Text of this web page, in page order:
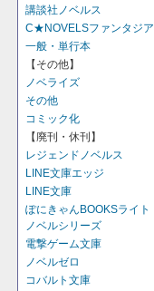
講談社ノベルス
C★NOVELSファンタジア
一般・単行本
【その他】
ノベライズ
その他
コミック化
【廃刊・休刊】
レジェンドノベルス
LINE文庫エッジ
LINE文庫
ぽにきゃんBOOKSライト
ノベルシリーズ
電撃ゲーム文庫
ノベルゼロ
コバルト文庫